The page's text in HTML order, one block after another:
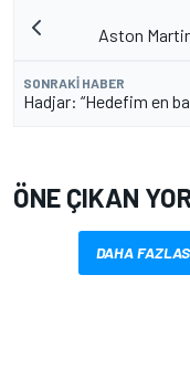
Aston
SONRAKI HABER
Hadjar: “Hedefim en
ÖNE ÇIKAN
DAHA